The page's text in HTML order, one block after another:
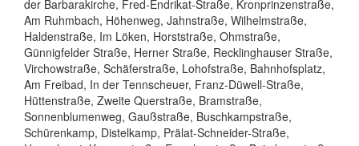
der Barbarakirche, Fred-Endrikat-Straße, Kronprinzenstraße,
Am Ruhmbach, Höhenweg, Jahnstraße, Wilhelmstraße,
Haldenstraße, Im Löken, Horststraße, Ohmstraße,
Günnigfelder Straße, Herner Straße, Recklinghauser Straße,
Virchowstraße, Schäferstraße, Lohofstraße, Bahnhofsplatz,
Am Freibad, In der Tennscheuer, Franz-Düwell-Straße,
Hüttenstraße, Zweite Querstraße, Bramstraße,
Sonnenblumenweg, Gaußstraße, Buschkampstraße,
Schürenkamp, Distelkamp, Prälat-Schneider-Straße,